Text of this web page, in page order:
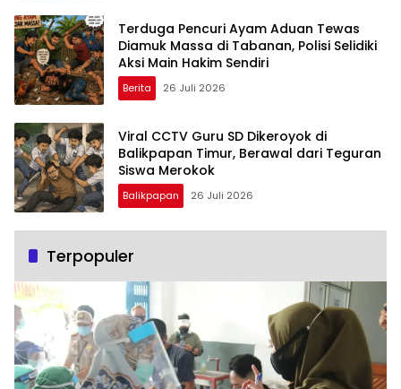
Terduga Pencuri Ayam Aduan Tewas
Diamuk Massa di Tabanan, Polisi Selidiki
Aksi Main Hakim Sendiri
Berita 26 Juli 2026
Viral CCTV Guru SD Dikeroyok di
Balikpapan Timur, Berawal dari Teguran
Siswa Merokok
Balikpapan 26 Juli 2026
Terpopuler